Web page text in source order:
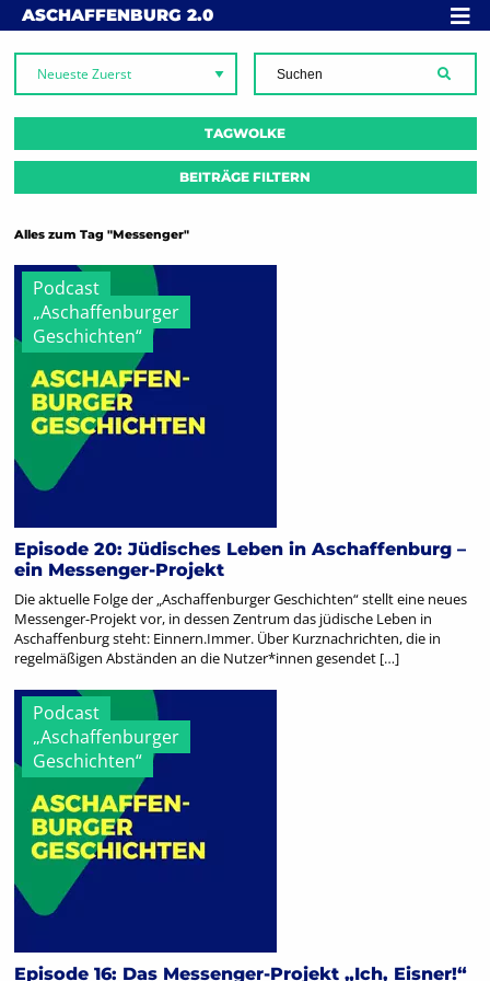
Skip to content
ASCHAFFENBURG 2.0 MENÜ
TAGWOLKE
BEITRÄGE FILTERN
Alles zum Tag "Messenger"
Podcast
„Aschaffenburger
Geschichten“
Episode 20: Jüdisches Leben in Aschaffenburg –
ein Messenger-Projekt
Die aktuelle Folge der „Aschaffenburger Geschichten“ stellt eine neues
Messenger-Projekt vor, in dessen Zentrum das jüdische Leben in
Aschaffenburg steht: Einnern.Immer. Über Kurznachrichten, die in
regelmäßigen Abständen an die Nutzer*innen gesendet […]
Podcast
„Aschaffenburger
Geschichten“
Episode 16: Das Messenger-Projekt „Ich, Eisner!“